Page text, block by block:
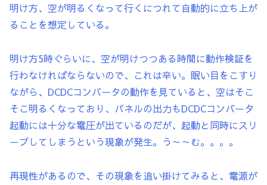
明け方、空が明るくなって行くにつれて自動的に立ち上が
ることを想定している。
明け方5時ぐらいに、空が明けつつある時間に動作検証を
行わなければならないので、これは辛い。眠い目をこすり
ながら、DCDCコンバータの動作を見ていると、空はそこ
そこ明るくなっており、パネルの出力もDCDCコンバータ
起動には十分な電圧が出ているのだが、起動と同時にスリ
ープしてしまうという現象が発生。う～～む。。。。
再現性があるので、その現象を追い掛けてみると、電源が